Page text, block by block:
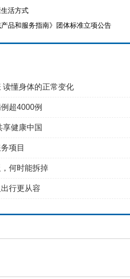
活方式
产品和服务指南》团体标准立项公告
读懂身体的正常变化
超4000例
享健康中国
项目
何时能拆掉
行更从容